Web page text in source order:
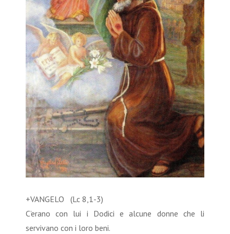
+VANGELO (Lc 8,1-3)
C’erano con lui i Dodici e alcune donne che li
servivano con i loro beni.